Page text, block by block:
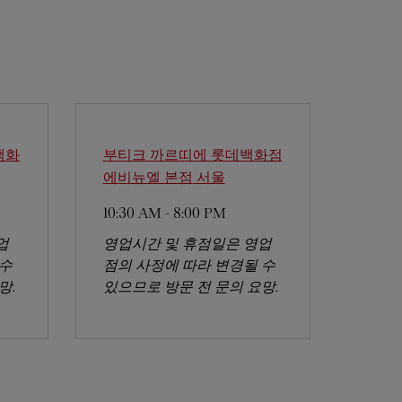
화
.
부티크 까르띠에 롯데백화점
에비뉴엘 본점 서울
10:30 AM - 8:00 PM
영업시간 및 휴점일은 영업
점의 사정에 따라 변경될 수
있으므로 방문 전 문의 요망.